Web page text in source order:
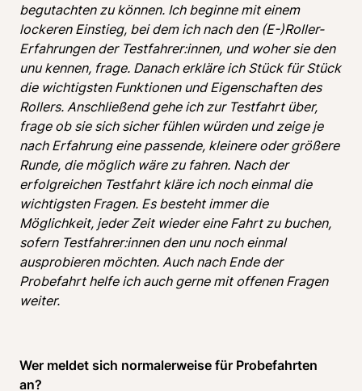
begutachten zu können. Ich beginne mit einem
lockeren Einstieg, bei dem ich nach den (E-)Roller-
Erfahrungen der Testfahrer:innen, und woher sie den
unu kennen, frage. Danach erkläre ich Stück für Stück
die wichtigsten Funktionen und Eigenschaften des
Rollers. Anschließend gehe ich zur Testfahrt über,
frage ob sie sich sicher fühlen würden und zeige je
nach Erfahrung eine passende, kleinere oder größere
Runde, die möglich wäre zu fahren. Nach der
erfolgreichen Testfahrt kläre ich noch einmal die
wichtigsten Fragen. Es besteht immer die
Möglichkeit, jeder Zeit wieder eine Fahrt zu buchen,
sofern Testfahrer:innen den unu noch einmal
ausprobieren möchten. Auch nach Ende der
Probefahrt helfe ich auch gerne mit offenen Fragen
weiter.
Wer meldet sich normalerweise für Probefahrten
an?